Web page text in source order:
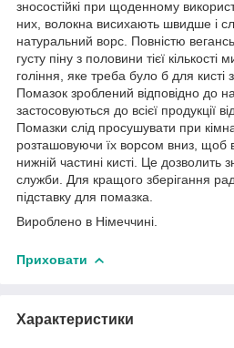
зносостійкі при щоденному
них, волокна висихають швидше і
натуральний ворс. Повністю
густу піну з половини тієї
гоління, яке треба було б для кисті
Помазок зроблений відповідно до
застосовуються до всієї продукції
Помазки слід просушувати при
розташовуючи їх ворсом вниз, щоб
нижній частині кисті. Це дозволить
служби. Для кращого зберігання
підставку для помазка.
Вироблено в Німеччині.
Приховати
Характеристики